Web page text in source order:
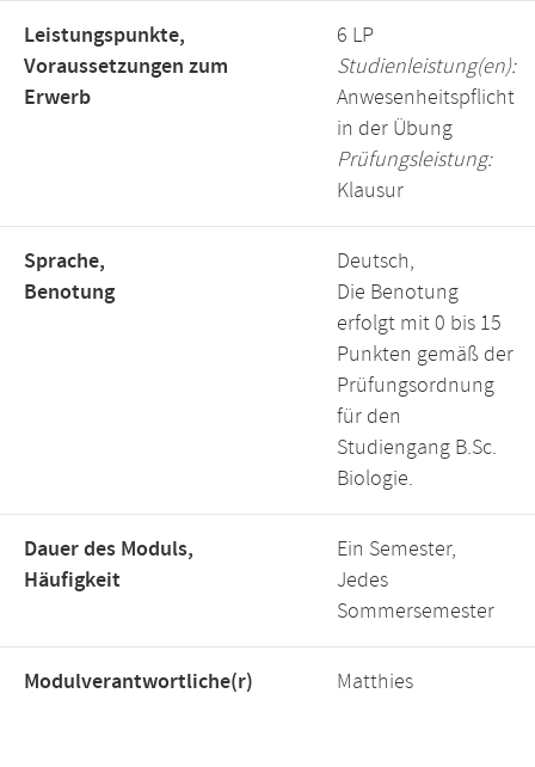
Leistungspunkte,
Voraussetzungen zum
Erwerb
6 LP
Studienleistung(en):
Anwesenheitspflicht
in der Übung
Prüfungsleistung:
Klausur
Sprache,
Benotung
Deutsch,
Die Benotung
erfolgt mit 0 bis 15
Punkten gemäß der
Prüfungsordnung
für den
Studiengang B.Sc.
Biologie.
Dauer des Moduls,
Häufigkeit
Ein Semester,
Jedes
Sommersemester
Modulverantwortliche(r) Matthies